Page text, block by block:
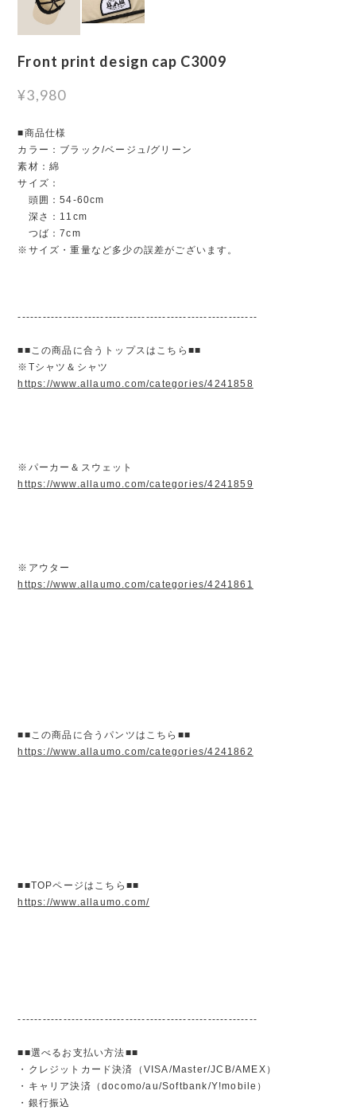
Front print design cap C3009
¥3,980
■商品仕様
カラー：ブラック/ベージュ/グリーン
素材：綿
サイズ：
頭囲：54-60cm
深さ：11cm
つば：7cm
※サイズ・重量など多少の誤差がございます。
----------------------------------------------------------
■■この商品に合うトップスはこちら■■
※Tシャツ＆シャツ
https://www.allaumo.com/categories/4241858
※パーカー＆スウェット
https://www.allaumo.com/categories/4241859
※アウター
https://www.allaumo.com/categories/4241861
■■この商品に合うパンツはこちら■■
https://www.allaumo.com/categories/4241862
■■TOPページはこちら■■
https://www.allaumo.com/
----------------------------------------------------------
■■選べるお支払い方法■■
・クレジットカード決済（VISA/Master/JCB/AMEX）
・キャリア決済（docomo/au/Softbank/Y!mobile）
・銀行振込